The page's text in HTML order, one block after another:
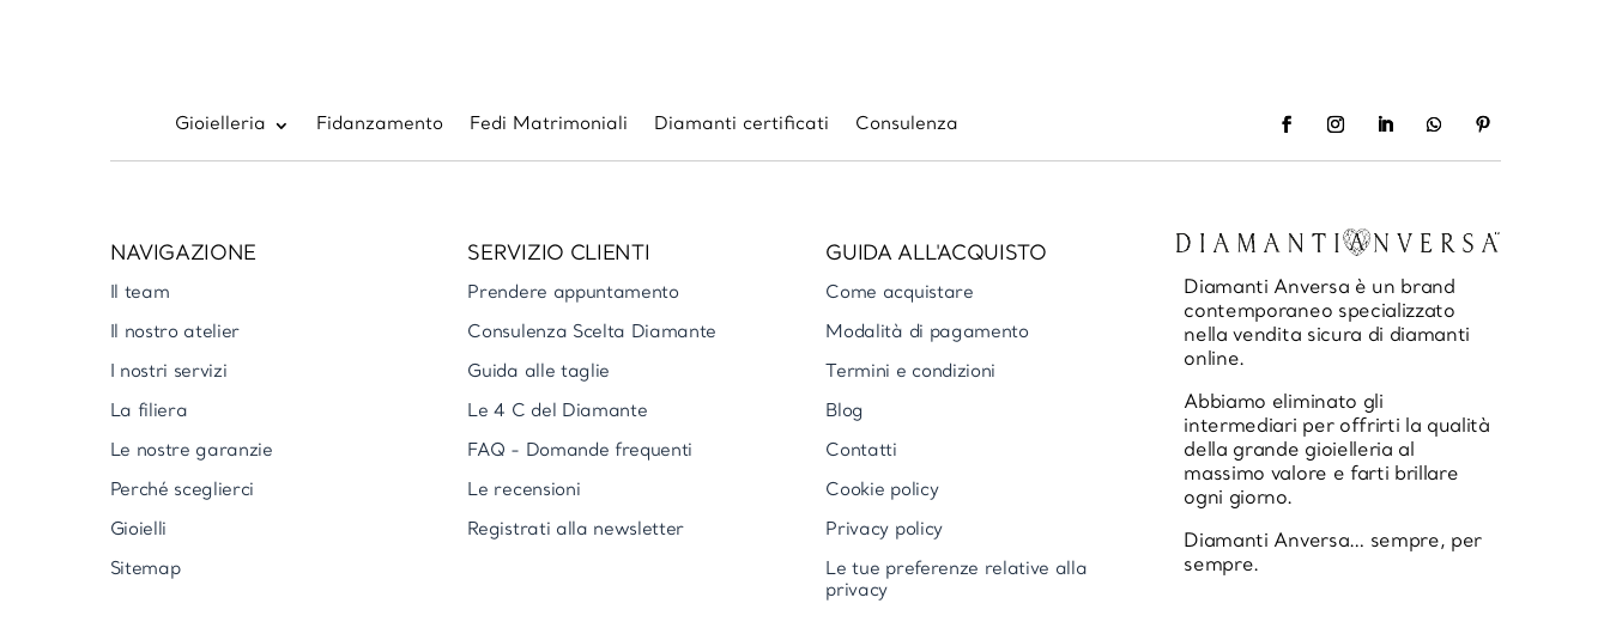
Gioielleria Fidanzamento Fedi Matrimoniali Diamanti certificati Consulenza
NAVIGAZIONE
Il team
Il nostro atelier
I nostri servizi
La filiera
Le nostre garanzie
Perché sceglierci
Gioielli
Sitemap
SERVIZIO CLIENTI
Prendere appuntamento
Consulenza Scelta Diamante
Guida alle taglie
Le 4 C del Diamante
FAQ - Domande frequenti
Le recensioni
Registrati alla newsletter
GUIDA ALL'ACQUISTO
Come acquistare
Modalità di pagamento
Termini e condizioni
Blog
Contatti
Cookie policy
Privacy policy
Le tue preferenze relative alla
privacy
Diamanti Anversa è un brand
contemporaneo specializzato
nella vendita sicura di diamanti
online.
Abbiamo eliminato gli
intermediari per offrirti la qualità
della grande gioielleria al
massimo valore e farti brillare
ogni giorno.
Diamanti Anversa… sempre, per
sempre.